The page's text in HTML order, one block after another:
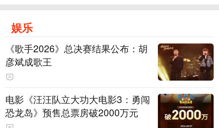
娱乐
《歌手2026》总决赛结果公布：胡
彦斌成歌王
电影《汪汪队立大功大电影3：勇闯
恐龙岛》预售总票房破2000万元